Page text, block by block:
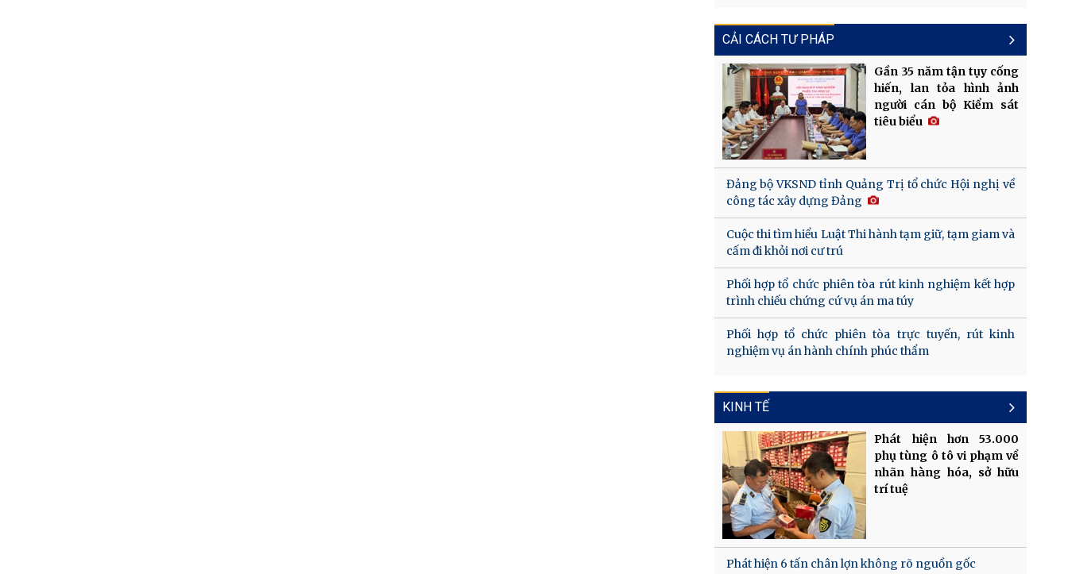
CẢI CÁCH TƯ PHÁP
Gần 35 năm tận tụy cống
hiến, lan tỏa hình ảnh
người cán bộ Kiểm sát
tiêu biểu
Đảng bộ VKSND tỉnh Quảng Trị tổ chức Hội nghị về
công tác xây dựng Đảng
Cuộc thi tìm hiểu Luật Thi hành tạm giữ, tạm giam và
cấm đi khỏi nơi cư trú
Phối hợp tổ chức phiên tòa rút kinh nghiệm kết hợp
trình chiếu chứng cứ vụ án ma túy
Phối hợp tổ chức phiên tòa trực tuyến, rút kinh
nghiệm vụ án hành chính phúc thẩm
KINH TẾ
Phát hiện hơn 53.000
phụ tùng ô tô vi phạm về
nhãn hàng hóa, sở hữu
trí tuệ
Phát hiện 6 tấn chân lợn không rõ nguồn gốc